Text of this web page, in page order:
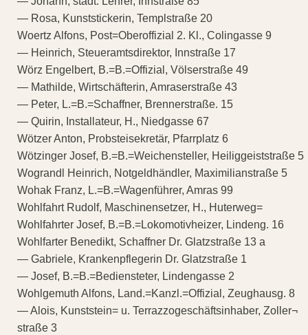
— Rosa, Kunststickerin, Templstraße 20
Woertz Alfons, Post=Oberoffizial 2. Kl., Colingasse 9
— Heinrich, Steueramtsdirektor, Innstraße 17
Wörz Engelbert, B.=B.=Offizial, Völserstraße 49
— Mathilde, Wirtschäfterin, Amraserstraße 43
— Peter, L.=B.=Schaffner, Brennerstraße. 15
— Quirin, Installateur, H., Niedgasse 67
Wötzer Anton, Probsteisekretär, Pfarrplatz 6
Wötzinger Josef, B.=B.=Weichensteller, Heiliggeiststraße 5
Wograndl Heinrich, Notgeldhändler, Maximilianstraße 5
Wohak Franz, L.=B.=Wagenführer, Amras 99
Wohlfahrt Rudolf, Maschinensetzer, H., Huterweg=
Wohlfahrter Josef, B.=B.=Lokomotivheizer, Lindeng. 16
Wohlfarter Benedikt, Schaffner Dr. Glatzstraße 13 a
— Gabriele, Krankenpflegerin Dr. Glatzstraße 1
— Josef, B.=B.=Bediensteter, Lindengasse 2
Wohlgemuth Alfons, Land.=Kanzl.=Offizial, Zeughausg. 8
— Alois, Kunststein= u. Terrazzogeschäftsinhaber, Zoller¬
straße 3